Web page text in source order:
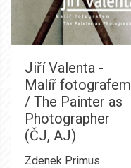
Jiří Valenta -
Malíř fotografem
/ The Painter as
Photographer
(ČJ, AJ)
Zdenek Primus